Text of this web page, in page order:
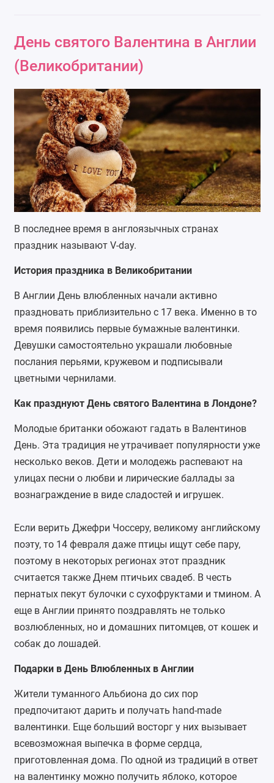
День святого Валентина в Англии
(Великобритании)
В последнее время в англоязычных странах
праздник называют V-day.
История праздника в Великобритании
В Англии День влюбленных начали активно
праздновать приблизительно с 17 века. Именно в то
время появились первые бумажные валентинки.
Девушки самостоятельно украшали любовные
послания перьями, кружевом и подписывали
цветными чернилами.
Как празднуют День святого Валентина в Лондоне?
Молодые британки обожают гадать в Валентинов
День. Эта традиция не утрачивает популярности уже
несколько веков. Дети и молодежь распевают на
улицах песни о любви и лирические баллады за
вознаграждение в виде сладостей и игрушек.
Если верить Джефри Чоссеру, великому английскому
поэту, то 14 февраля даже птицы ищут себе пару,
поэтому в некоторых регионах этот праздник
считается также Днем птичьих свадеб. В честь
пернатых пекут булочки с сухофруктами и тмином. А
еще в Англии принято поздравлять не только
возлюбленных, но и домашних питомцев, от кошек и
собак до лошадей.
Подарки в День Влюбленных в Англии
Жители туманного Альбиона до сих пор
предпочитают дарить и получать hand-made
валентинки. Еще больший восторг у них вызывает
всевозможная выпечка в форме сердца,
приготовленная дома. По одной из традиций в ответ
на валентинку можно получить яблоко, которое